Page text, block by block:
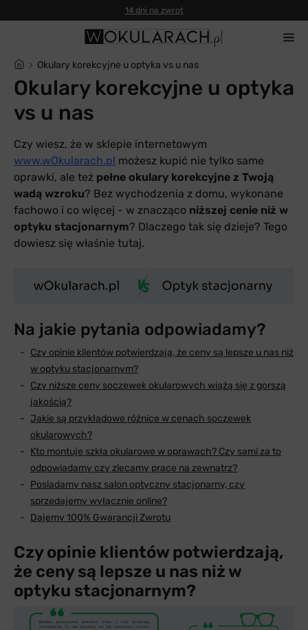
14 dni na zwrot
Okulary korekcyjne u optyka vs u nas
Okulary korekcyjne u optyka
vs u nas
Czy wiesz, że w sklepie internetowym
www.wOkularach.pl możesz kupić nie tylko same
oprawki, ale też pełne okulary korekcyjne z Twoją
wadą wzroku? Bez wychodzenia z domu, wykonane
fachowo i co więcej - w znacząco niższej cenie niż w
optyku stacjonarnym? Dlaczego tak się dzieje? Tego
dowiesz się właśnie tutaj.
Na jakie pytania odpowiadamy?
Czy opinie klientów potwierdzają, że ceny są lepsze u nas niż
w optyku stacjonarnym?
Czy niższe ceny soczewek okularowych wiążą się z gorszą
jakością?
Jakie są przykładowe różnice w cenach soczewek
okularowych?
Kto montuje szkła okularowe w oprawach? Czy sami za to
odpowiadamy czy zlecamy prace na zewnątrz?
Posiadamy nasz salon optyczny stacjonarny, czy
sprzedajemy wyłącznie online?
Dajemy 100% Gwarancji Zwrotu
Czy opinie klientów potwierdzają,
że ceny są lepsze u nas niż w
optyku stacjonarnym?